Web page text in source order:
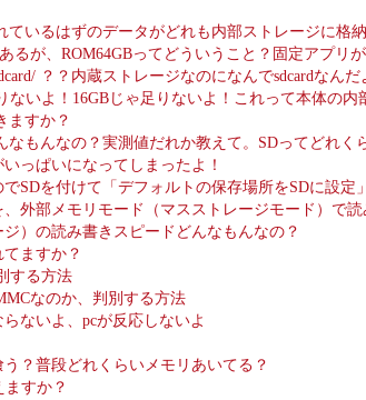
ているはずのデータがどれも内部ストレージに格
るが、ROM64GBってどういうこと？固定アプリ
？？内蔵ストレージなのになんでsdcardなんだ
ないよ！16GBじゃ足りないよ！これって本体の
ますか？
なもんなの？実測値だれか教えて。SDってどれく
っぱいになってしまったよ！
SDを付けて「デフォルトの保存場所をSDに設
外部メモリモード（マスストレージモード）で読
）の読み書きスピードどんなもんなの？
ますか？
する方法
なのか、判別する方法
ないよ、pcが反応しないよ
？普段どれくらいメモリあいてる？
すか？